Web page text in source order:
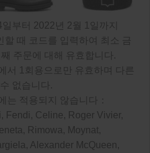
부터 2022년 2월 1일까지
할 때 코드를 입력하여 최소 금
주문에 대해 유효합니다.
서 1회용으로만 유효하며 다른
없습니다.
는 적용되지 않습니다：
Fendi, Celine, Roger Vivier,
Rimowa, Moynat,
Alexander McQueen,